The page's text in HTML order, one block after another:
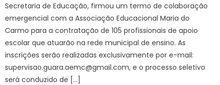
Secretaria de Educação, firmou um termo de colaboração
emergencial com a Associação Educacional Maria do
Carmo para a contratação de 105 profissionais de apoio
escolar que atuarão na rede municipal de ensino. As
inscrições serão realizadas exclusivamente por e-mail:
supervisao.guara.aemc@gmail.com, e o processo seletivo
será conduzido de […]